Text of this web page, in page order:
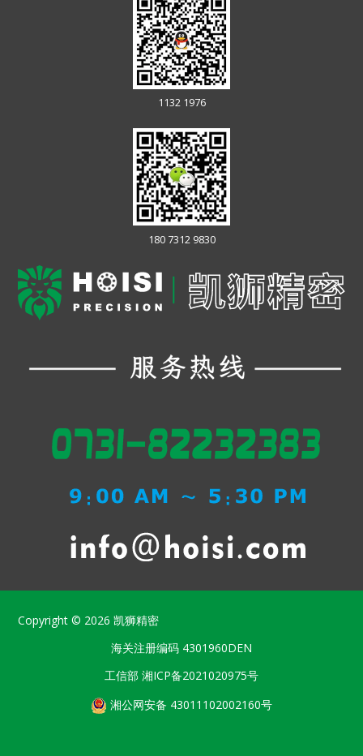
1132 1976
180 7312 9830
Copyright © 2026凯狮精密
海关注册编码 4301960DEN
工信部 湘ICP备2021020975号
湘公网安备 43011102002160号